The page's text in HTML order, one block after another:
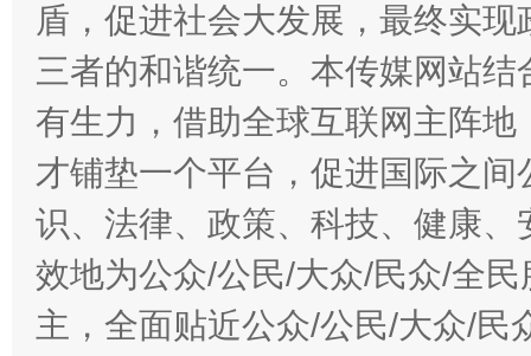
千年窑火 生生不息 一
盾，促进社会大发展，最终实
三者的和谐统一。本传媒网站
有生力，借助全球互联网主阵
才铺垫一个平台，促进国际之
识、法律、政策、科技、健康
效地为公众/公民/大众/民众/全
主，全面贴近公众/公民/大众/民